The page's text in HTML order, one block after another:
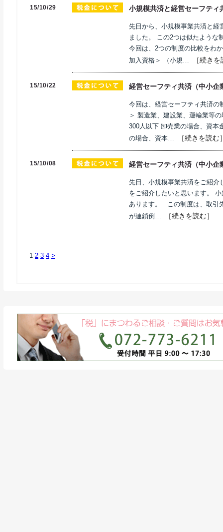
15/10/29 小規模共済と経営セーフティ
先日から、小規模事業共済と経
ました。 この2つは似たような
今回は、2つの制度の比較をわ
加入資格＞ （小規…
［続き
15/10/22 経営セーフティ共済（中小
今回は、経営セーフティ共済の
＞ 製造業、建設業、運輸業等
300人以下 卸売業の場合、資本
の場合、資本…
［続きを読む
15/10/08 経営セーフティ共済（中小
先日、小規模事業共済をご紹介
をご紹介したいと思います。
あります。 この制度は、取引
が連鎖倒…
［続きを読む］
1 2 3 4 >